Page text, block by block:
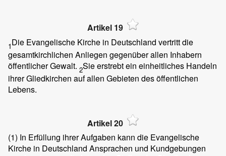
Artikel 19
1Die Evangelische Kirche in Deutschland vertritt die
gesamtkirchlichen Anliegen gegenüber allen Inhabern
öffentlicher Gewalt. 2Sie erstrebt ein einheitliches Handeln
ihrer Gliedkirchen auf allen Gebieten des öffentlichen
Lebens.
Artikel 20
(1) In Erfüllung ihrer Aufgaben kann die Evangelische
Kirche in Deutschland Ansprachen und Kundgebungen